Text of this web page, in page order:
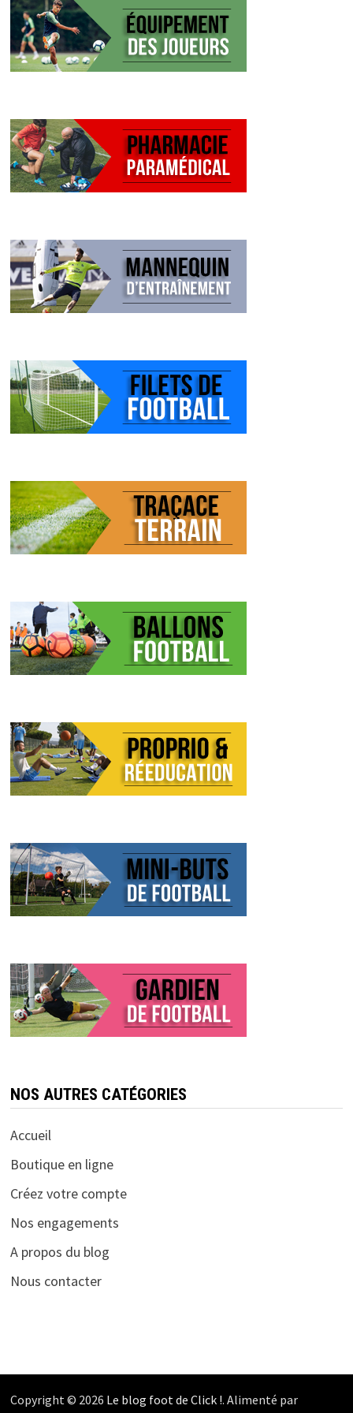
NOS AUTRES CATÉGORIES
Accueil
Boutique en ligne
Créez votre compte
Nos engagements
A propos du blog
Nous contacter
Copyright © 2026 Le blog foot de Click !. Alimenté par